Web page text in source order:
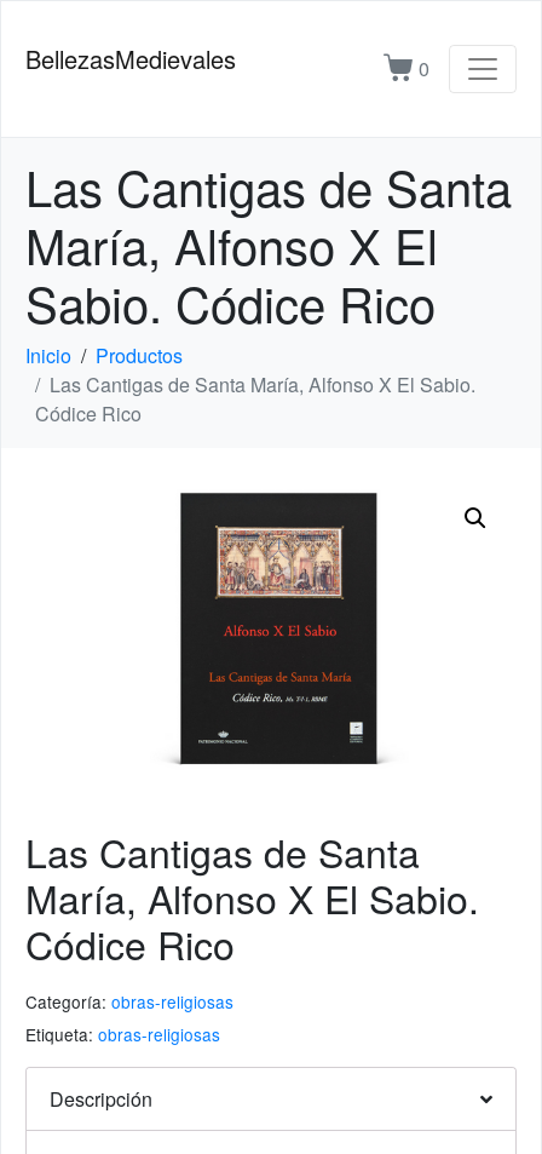
BellezasMedievales 0
Las Cantigas de Santa
María, Alfonso X El
Sabio. Códice Rico
Inicio
Productos
Las Cantigas de Santa María, Alfonso X El Sabio.
Códice Rico
Las Cantigas de Santa
María, Alfonso X El Sabio.
Códice Rico
Categoría: obras-religiosas
Etiqueta: obras-religiosas
Descripción